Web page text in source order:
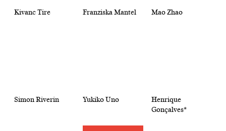
Kivanc Tire Franziska Mantel Mao Zhao
Simon Riverin Yukiko Uno
Henrique
Gonçalves*